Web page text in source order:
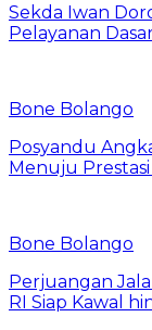
Sekda Iwan
Pelayanan
Bone Bolango
Posyandu
Menuju Prestasi
Bone Bolango
Perjuangan
RI Siap Kawal